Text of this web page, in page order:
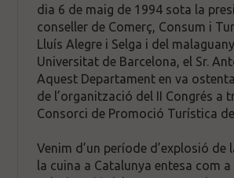
dia 6 de maig de 1994 sota la
conseller de Comerç, Consum i
Lluís Alegre i Selga i del
Universitat de Barcelona, el Sr.
Aquest Departament en va
de l’organització del II Congrés a
Consorci de Promoció Turística
Venim d’un període d’explosió de
la cuina a Catalunya entesa com